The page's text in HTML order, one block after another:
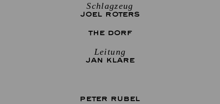
Schlagzeug
JOEL ROTERS
THE DORF
Leitung
JAN KLARE
PETER RUBEL